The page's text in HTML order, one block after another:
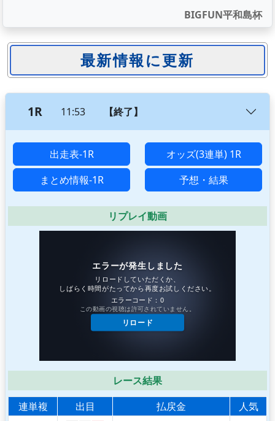
BIGFUN平和島杯
1R 11:53 【終了】
出走表-1R
オッズ(3連単) 1R
まとめ情報-1R
予想・結果
リプレイ動画
レース結果
連単複
出目 払戻金
人気